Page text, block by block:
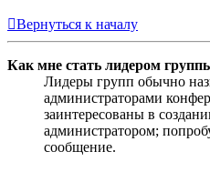
Вернуться к началу
Как мне стать лидером
Лидеры групп обычно
администраторами
заинтересованы в
администратором;
сообщение.